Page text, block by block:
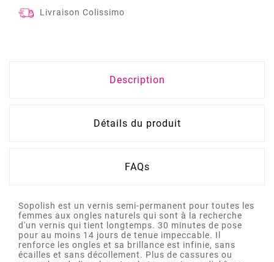
Livraison Colissimo
Description
Détails du produit
FAQs
Sopolish est un vernis semi-permanent pour toutes les
femmes aux ongles naturels qui sont à la recherche
d'un vernis qui tient longtemps. 30 minutes de pose
pour au moins 14 jours de tenue impeccable. Il
renforce les ongles et sa brillance est infinie, sans
écailles et sans décollement. Plus de cassures ou